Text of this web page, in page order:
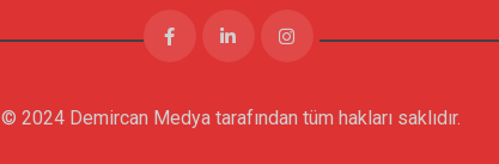
© 2024 Demircan Medya tarafından tüm hakları saklıdır.